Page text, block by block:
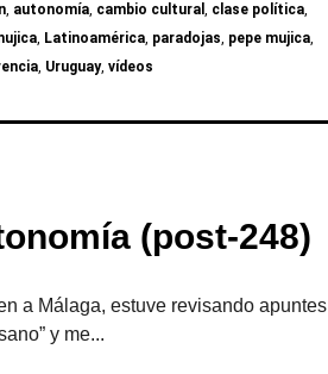
, autonomía, cambio cultural, clase política,
, Latinoamérica, paradojas, pepe mujica,
, Uruguay, vídeos
(post-248)
a Málaga, estuve revisando apuntes
y me...